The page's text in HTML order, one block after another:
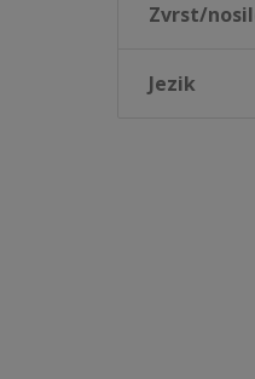
Zvrst/
Jezik